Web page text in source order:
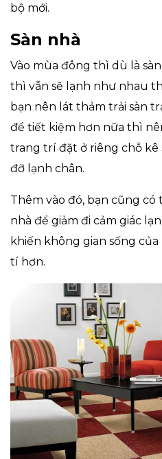
bộ mới.
Sàn nhà
Vào mùa đông thì dù là
thì vẫn sẽ lạnh như nhau
bạn nên lát thảm trải sàn
để tiết kiệm hơn nữa thì
trang trí đặt ở riêng chỗ kê
đỡ lạnh chân.
Thêm vào đó, bạn cũng
nhà để giảm đi cảm giác
khiến không gian sống
tí hơn.